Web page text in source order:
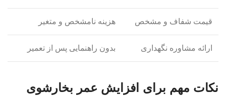
قیمت شفاف و مشخص هزینه نامشخص و متغیر
ارائه مشاوره نگهداری بدون راهنمایی پس از تعمیر
نکات مهم برای افزایش عمر بخارشوی